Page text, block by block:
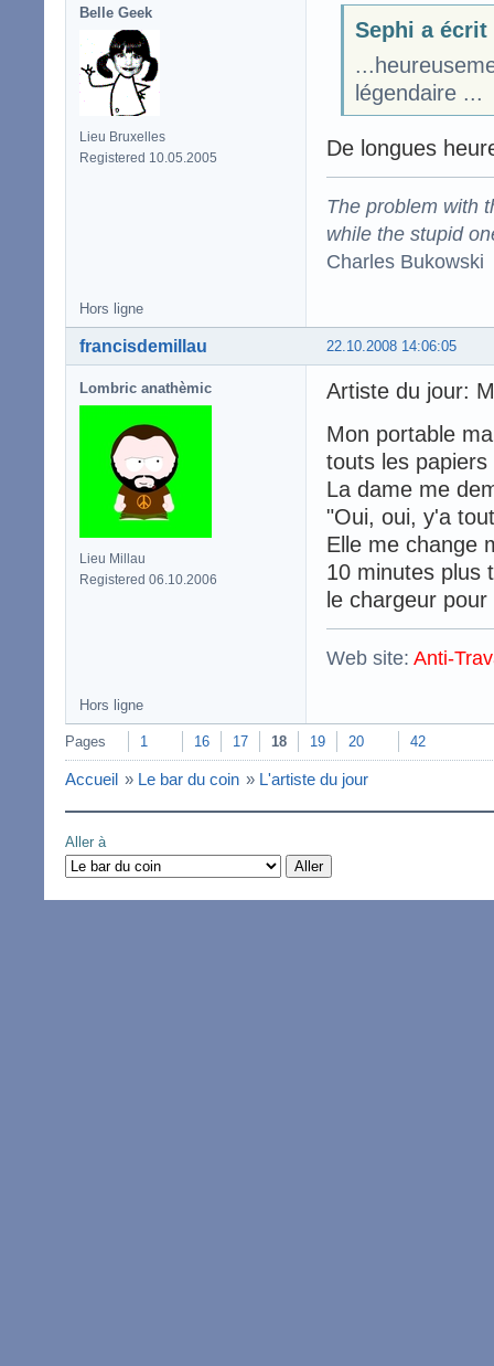
Belle Geek
Lieu Bruxelles
Registered 10.05.2005
Sephi a écrit
légendaire ...
De longues
The problem with
while the stupid
Charles Bukowski
Hors ligne
22.10.2008 14:06:05
francisdemillau
Lombric anathèmic
Lieu Millau
Registered 06.10.2006
Artiste du jour:
Mon portable
touts les
La dame me
"Oui, oui, y'a
Elle me change
10 minutes plus
le chargeur
Web site: Anti-
Hors ligne
Pages 1 16 17 18 19 20 42
Accueil » Le bar du coin » L'artiste du jour
Aller à